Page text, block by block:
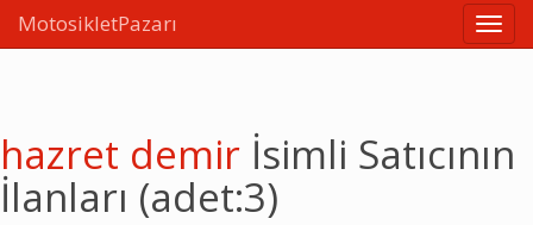
MotosikletPazarı
hazret demir İsimli Satıcının
İlanları (adet:3)